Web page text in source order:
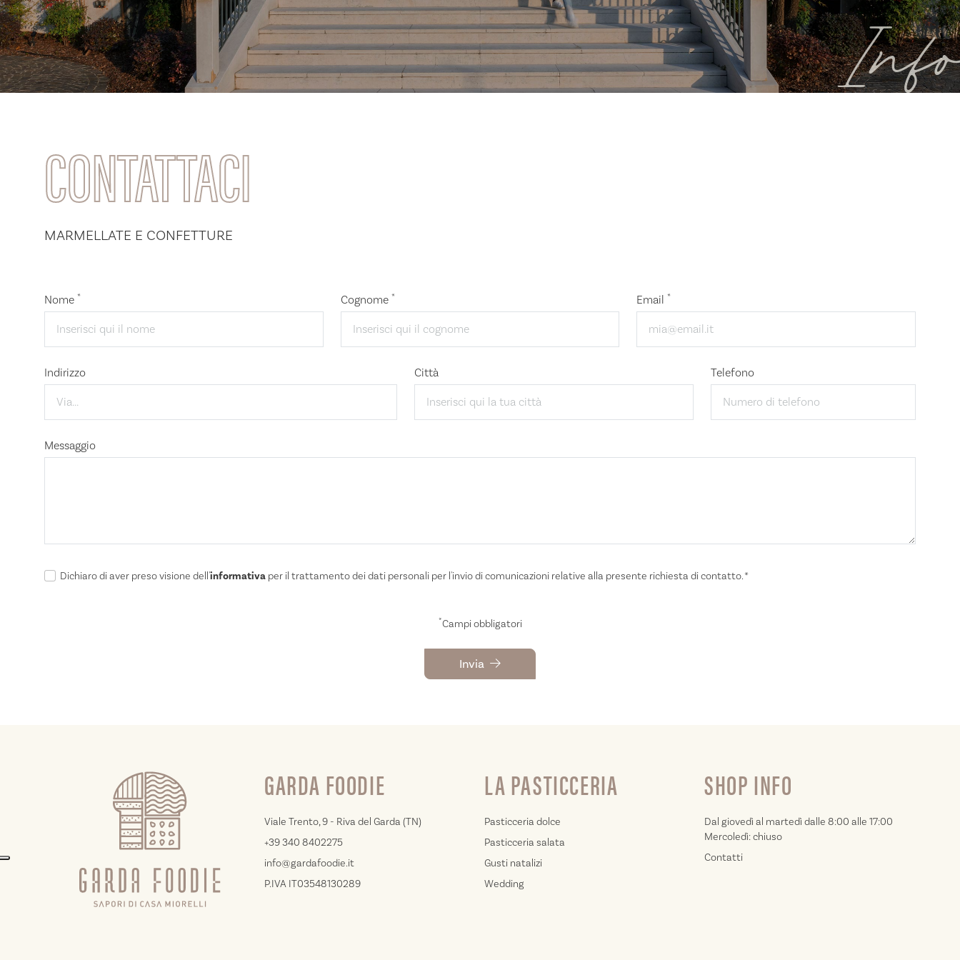
Info
CONTATTACI
MARMELLATE E CONFETTURE
Nome * Cognome * Email*
Indirizzo Città Telefono
Messaggio
Dichiaro di aver preso visione dell'informativaper il trattamento dei dati personali per l'invio di comunicazioni relative alla presente richiesta di contatto.*
*Campi obbligatori
Invia
GARDA FOODIE
Viale Trento, 9 - Riva del Garda (TN)
+39 340 8402275
info@gardafoodie.it
P.IVA IT03548130289
LA PASTICCERIA
Pasticceria dolce
Pasticceria salata
Gusti natalizi
Wedding
SHOP INFO
Dal giovedì al martedì dalle 8:00 alle 17:00
Mercoledì: chiuso
Contatti